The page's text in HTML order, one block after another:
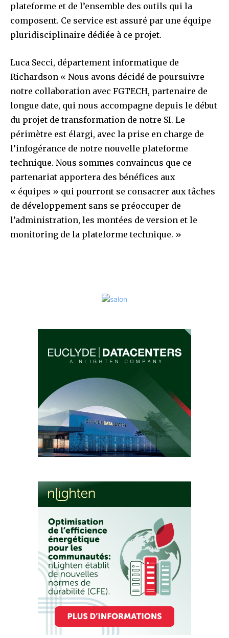
plateforme et de l’ensemble des outils qui la
composent. Ce service est assuré par une équipe
pluridisciplinaire dédiée à ce projet.
Luca Secci, département informatique de
Richardson « Nous avons décidé de poursuivre
notre collaboration avec FGTECH, partenaire de
longue date, qui nous accompagne depuis le début
du projet de transformation de notre SI. Le
périmètre est élargi, avec la prise en charge de
l’infogérance de notre nouvelle plateforme
technique. Nous sommes convaincus que ce
partenariat apportera des bénéfices aux
« équipes » qui pourront se consacrer aux tâches
de développement sans se préoccuper de
l’administration, les montées de version et le
monitoring de la plateforme technique. »